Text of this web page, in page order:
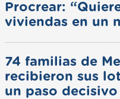
Procrear:
viviendas en un
74 familias de
recibieron sus
un paso